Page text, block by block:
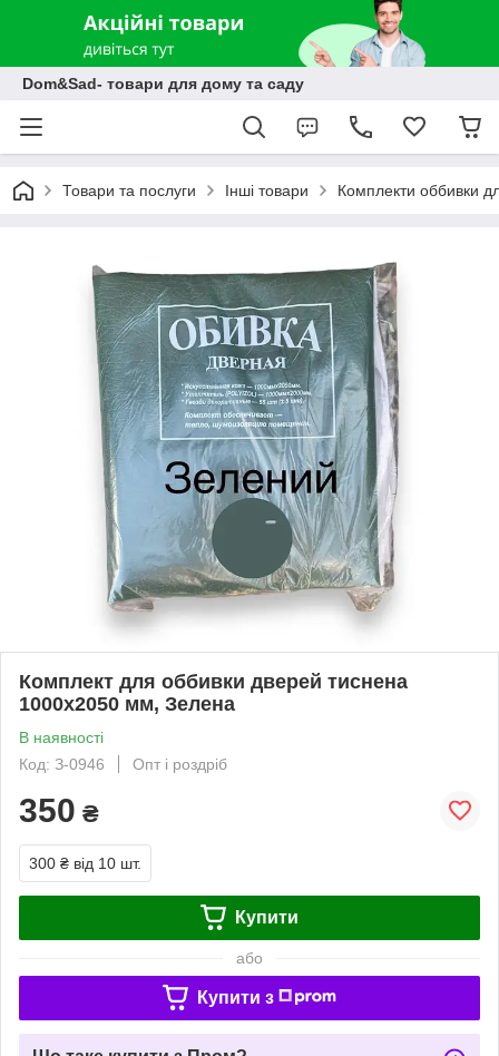
Dom&Sad- товари для дому та саду
Товари та послуги Інші товари Комплекти оббивки
Комплект для оббивки дверей тиснена
1000х2050 мм, Зелена
В наявності
Код: З-0946
Опт і роздріб
350 ₴
300 ₴ від 10 шт.
Купити
або
Купити з